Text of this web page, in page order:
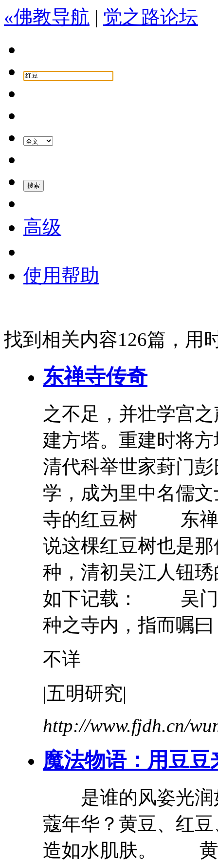
«佛教导航 | 觉之路论坛
高级
使用帮助
找到相关内容126篇，用
东禅寺传奇
之不足，并壮学宫
建方塔。重建时将
清代科举世家葑门
学，成为里中名儒
寺的红豆树 东禅
说这棵红豆树也是
种，清初吴江人钮
如下记载： 吴门
种之寺内，指而嘱
不详
|五明研究|
http://www.fjdh.cn/
魔法物语：用豆豆
是谁的风姿光润
蔻年华？黄豆、 红豆
造如水肌肤。 黄